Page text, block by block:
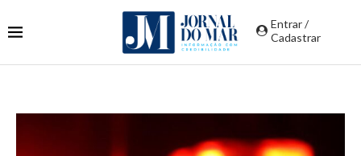
Entrar /
Cadastrar